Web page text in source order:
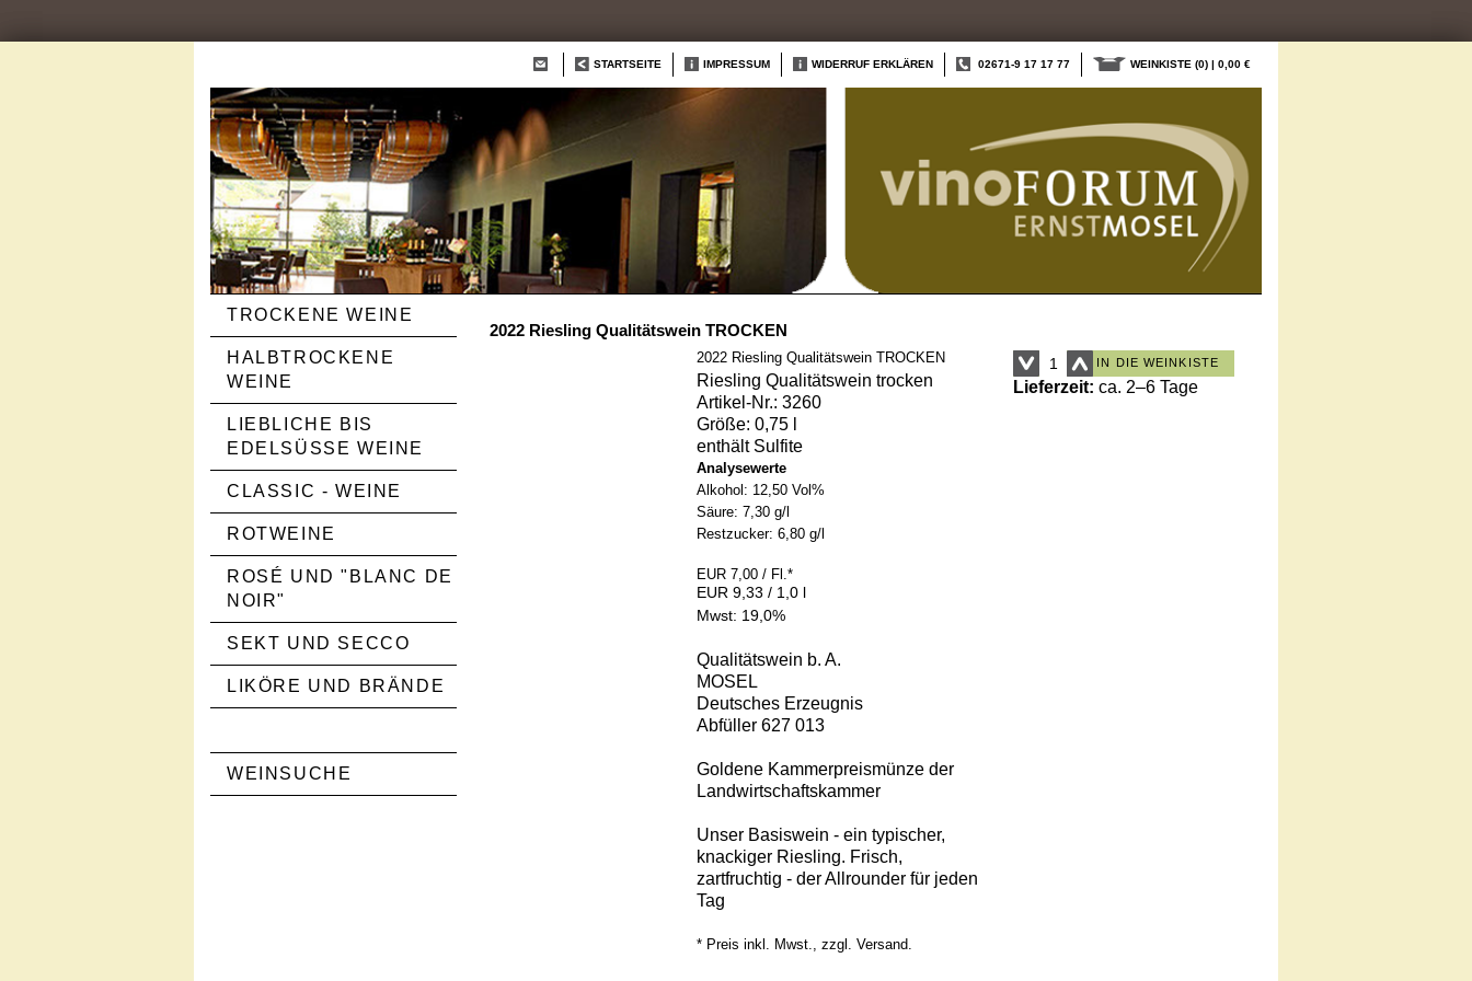
WEINKISTE (0) | 0,00 €
02671-9 17 17 77
WIDERRUF ERKLÄREN
IMPRESSUM
STARTSEITE
TROCKENE WEINE
HALBTROCKENE
WEINE
LIEBLICHE BIS
EDELSÜSSE WEINE
CLASSIC - WEINE
ROTWEINE
ROSÉ UND "BLANC DE
NOIR"
SEKT UND SECCO
LIKÖRE UND BRÄNDE
WEINSUCHE
2022 Riesling Qualitätswein TROCKEN
2022 Riesling Qualitätswein TROCKEN
Riesling Qualitätswein trocken
Artikel-Nr.: 3260
Größe: 0,75 l
enthält Sulfite
Analysewerte
Alkohol: 12,50 Vol%
Säure: 7,30 g/l
Restzucker: 6,80 g/l
EUR 7,00/ Fl.*
EUR 9,33 / 1,0 l
Mwst: 19,0%
Qualitätswein b. A.
MOSEL
Deutsches Erzeugnis
Abfüller 627 013
Goldene Kammerpreismünze der
Landwirtschaftskammer
Unser Basiswein - ein typischer,
knackiger Riesling. Frisch,
zartfruchtig - der Allrounder für jeden
Tag
* Preis inkl. Mwst., zzgl. Versand.
IN DIE WEINKISTE
Lieferzeit: ca. 2–6 Tage